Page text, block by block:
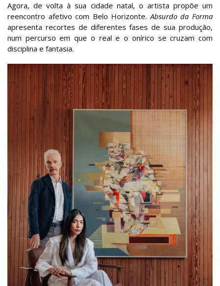
Agora, de volta à sua cidade natal, o artista propõe um
reencontro afetivo com Belo Horizonte.Absurdo da Forma
apresenta recortes de diferentes fases de sua produção,
num percurso em que o real e o onírico se cruzam com
disciplina e fantasia.